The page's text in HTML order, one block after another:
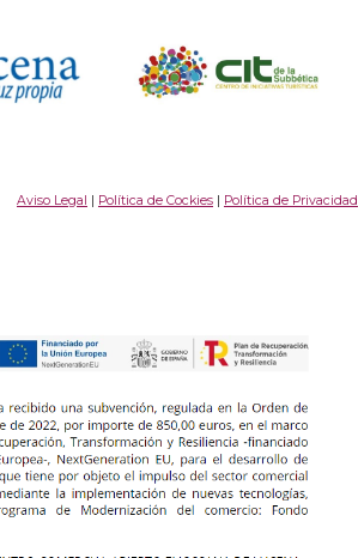
Aviso Legal | Política de Cockies| Política de Privacidad